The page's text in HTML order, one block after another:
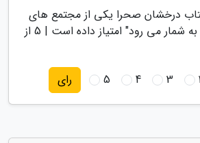
درخشان صحرا یکی از مجتمع های
شمار می رود" امتیاز داده است | 5 از
3
4
5 رای